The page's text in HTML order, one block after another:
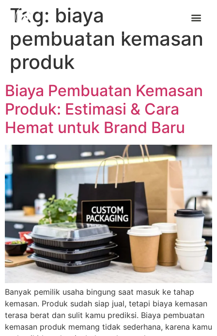
Tag: biaya
pembuatan kemasan
produk
Biaya Pembuatan Kemasan
Produk: Estimasi & Cara
Hemat untuk Brand Baru
Banyak pemilik usaha bingung saat masuk ke tahap
kemasan. Produk sudah siap jual, tetapi biaya kemasan
terasa berat dan sulit kamu prediksi. Biaya pembuatan
kemasan produk memang tidak sederhana, karena kamu